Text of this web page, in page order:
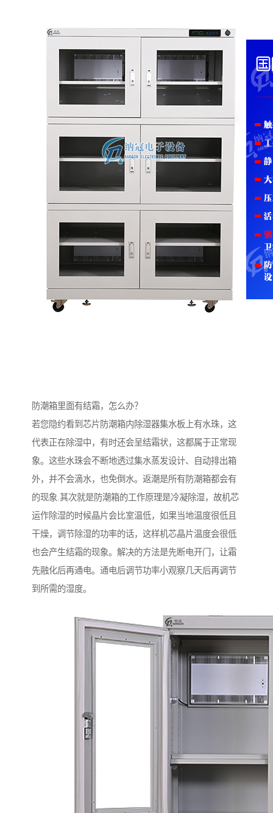
防潮箱里面有结霜，怎么办？
若您隐约看到芯片防潮箱内除湿器集水板上有水珠，这
代表正在除湿中，有时还会呈结霜状，这都属于正常现
象。这些水珠会不断地透过集水蒸发设计、自动排出箱
外，并不会滴水，也免倒水。返潮是所有防潮箱都会有
的现象.其次就是防潮箱的工作原理是冷凝除湿，故机芯
运作除湿的时候晶片会比室温低，如果当地温度很低且
干燥，调节除湿的功率的话，这样机芯晶片温度会很低
也会产生结霜的现象。解决的方法是先断电开门，让霜
先融化后再通电。通电后调节功率小观察几天后再调节
到所需的湿度。